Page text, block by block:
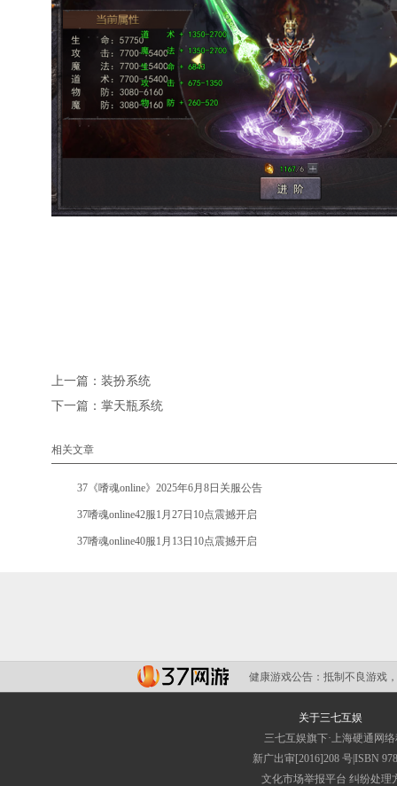
上一篇： 装扮系统
下一篇： 掌天瓶系统
相关文章
37《嗜魂online》2025年6月8日关服公告
37嗜魂online42服1月27日10点震撼开启
37嗜魂online40服1月13日10点震撼开启
健康游戏公告： 抵制不良游戏
关于三七互娱
三七互娱旗下·上海硬通网
新广出审[2016]208 号|ISBN
文化市场举报平台 纠纷处理